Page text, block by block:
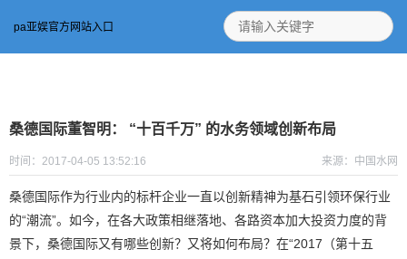
pa亚娱官方网站入口
桑德国际董智明： “十百千万” 的水务领域创新布局
时间：2017-04-05 13:52:16 来源：中国水网
桑德国际作为行业内的标杆企业一直以创新精神为基石引领环保行业
的“潮流”。如今，在各大政策相继落地、各路资本加大投资力度的背
景下，桑德国际又有哪些创新？又将如何布局？在“2017（第十五